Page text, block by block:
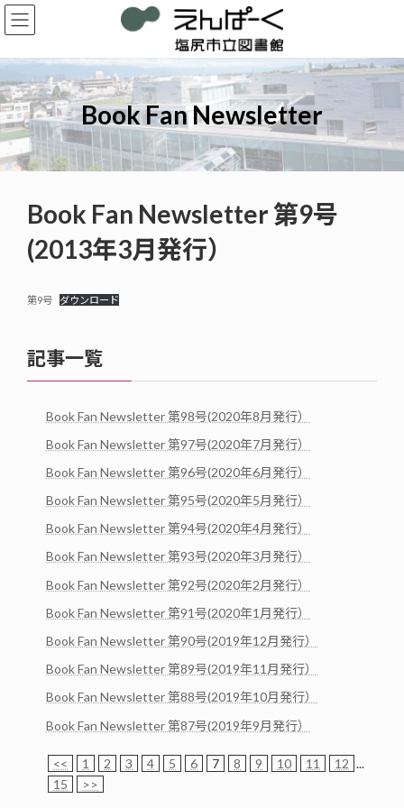
コ
ン
ン
ツ
へ
ス
キ
ッ
プ
ナ
ビ
ー
シ
ョ
ン
に
移
動
Book Fan Newsletter
Book Fan Newsletter 第9号
(2013年3月発行）
第9号 ダウンロード
記事一覧
Book Fan Newsletter 第98号(2020年8月発行）
Book Fan Newsletter 第97号(2020年7月発行）
Book Fan Newsletter 第96号(2020年6月発行）
Book Fan Newsletter 第95号(2020年5月発行）
Book Fan Newsletter 第94号(2020年4月発行）
Book Fan Newsletter 第93号(2020年3月発行）
Book Fan Newsletter 第92号(2020年2月発行）
Book Fan Newsletter 第91号(2020年1月発行）
Book Fan Newsletter 第90号(2019年12月発行）
Book Fan Newsletter 第89号(2019年11月発行）
Book Fan Newsletter 第88号(2019年10月発行）
Book Fan Newsletter 第87号(2019年9月発行）
<< 1 2 3 4 5 6 7 8 9 10 11 12 ...
15
>>